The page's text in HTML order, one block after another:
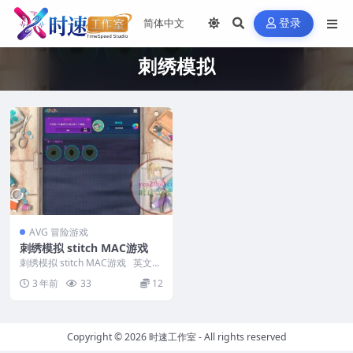
登录
刺绣模拟
AVG 冒险游戏
刺绣模拟 stitch MAC游戏
刺绣模拟 stitch MAC游戏 英文名
3 年前 33 12
Copyright © 2026时速工作室- All rights reserved